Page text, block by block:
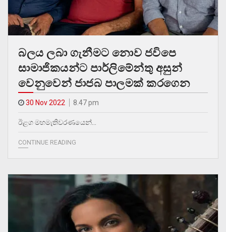
බලය ලබා ගැනීමට නොව ජවිපෙ
සාමාජිකයන්ට පාර්ලිමේන්තු අසුන්
වෙනුවෙන් ජාජබ පාලමක් කරගෙන
30 Nov 2022 8.47 pm
ඊළග මහමැතිවරණයෙන්…
CONTINUE READING